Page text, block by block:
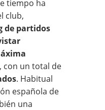
tiempo ha
club,
de partidos
, con un total de
. Habitual
española de
una